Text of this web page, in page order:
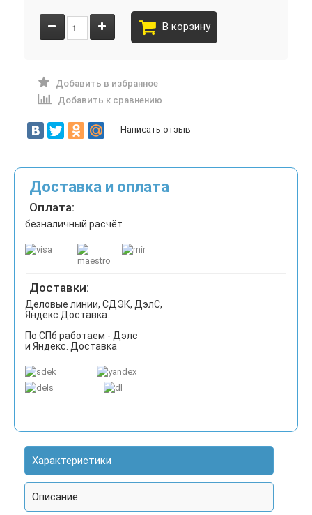
В корзину
Добавить в избранное
Добавить к сравнению
Написать отзыв
Доставка и оплата
Оплата:
безналичный расчёт
Доставки:
Деловые линии, СДЭК, ДэлС,
Яндекс.Доставка.
По СПб работаем - Дэлс
и Яндекс. Доставка
Характеристики
Описание